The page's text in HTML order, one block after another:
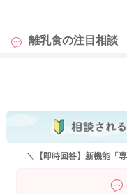
授乳は赤ちゃんにとっ
がるようであれば無理
・3食しっかり食べられる
はなく、食事から栄養
少食や偏食がある場合
離乳食の注目相談
＼【即時回答】新機能「